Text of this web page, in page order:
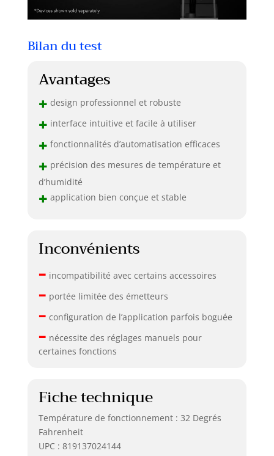
Bilan du test
Avantages
+ design professionnel et robuste
+ interface intuitive et facile à utiliser
+ fonctionnalités d’automatisation efficaces
+ précision des mesures de température et
d’humidité
+ application bien conçue et stable
Inconvénients
– incompatibilité avec certains accessoires
– portée limitée des émetteurs
– configuration de l’application parfois boguée
– nécessite des réglages manuels pour
certaines fonctions
Fiche technique
Température de fonctionnement : 32 Degrés
Fahrenheit
UPC : 819137024144